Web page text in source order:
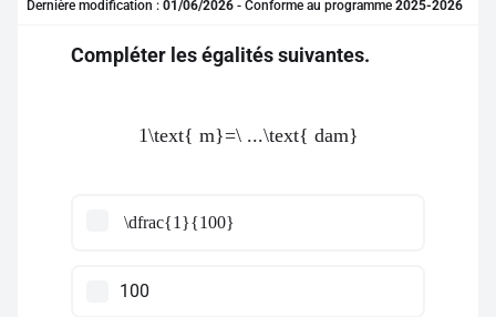
S'inscrire gratuitement
Dernière modification : 01/06/2026 - Conforme au programme 2025-2026
Compléter les égalités suivantes.
1\text{ m}=\ ...\text{ dam}
\dfrac{1}{100}
100